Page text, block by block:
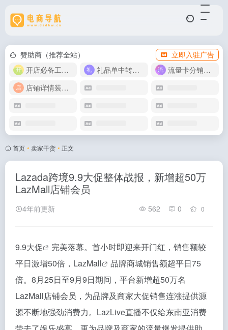
赞助商（推荐全站）
立即入驻广告
开店必备工具箱
礼品单中转同步单
流量卡分销代理
店铺详情装修模版
首页 • 卖家干货 • 正文
Lazada跨境9.9大促整体战报，新增超50万
LazMall店铺会员
4年前更新 562 0 0
9.9大促
完美落幕。首小时即迎来开门红，销售额较
平日激增50倍， LazMall
品牌商城销售额超平日75
倍。8月25日至9月9日期间，平台新增超50万名
LazMall店铺会员，为品牌及商家大促销售连涨提供源
源不断地强劲消费力。LazLive直播不仅给东南亚消费